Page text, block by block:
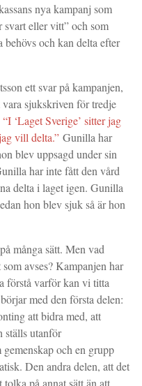
nya kampanj som
eller vitt” och som
och kan delta efter
ett svar på kampanjen,
sjukskriven för tredje
“I ‘Laget Sverige’ sitter jag
vill delta.”Gunilla har
blev uppsagd under sin
har inte fått den vård
delta i laget igen. Gunilla
hon blev sjuk så är hon
många sätt. Men vad
avses? Kampanjen har
förstå varför kan vi titta
med den första delen:
att bidra med, att
ställs utanför
och en grupp
Den andra delen, att det